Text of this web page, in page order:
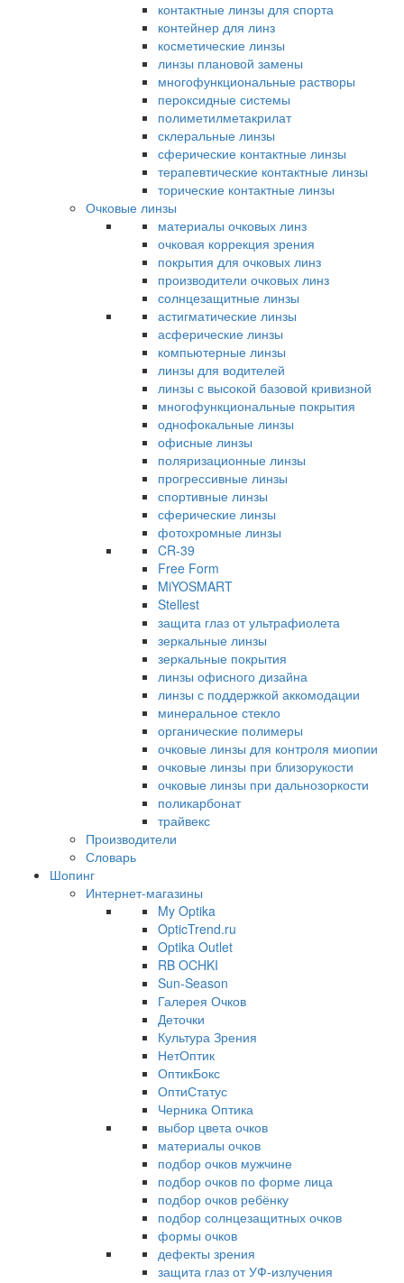
контактные линзы для спорта
контейнер для линз
косметические линзы
линзы плановой замены
многофункциональные растворы
пероксидные системы
полиметилметакрилат
склеральные линзы
сферические контактные линзы
терапевтические контактные линзы
торические контактные линзы
Очковые линзы
материалы очковых линз
очковая коррекция зрения
покрытия для очковых линз
производители очковых линз
солнцезащитные линзы
астигматические линзы
асферические линзы
компьютерные линзы
линзы для водителей
линзы с высокой базовой кривизной
многофункциональные покрытия
однофокальные линзы
офисные линзы
поляризационные линзы
прогрессивные линзы
спортивные линзы
сферические линзы
фотохромные линзы
CR-39
Free Form
MiYOSMART
Stellest
защита глаз от ультрафиолета
зеркальные линзы
зеркальные покрытия
линзы офисного дизайна
линзы с поддержкой аккомодации
минеральное стекло
органические полимеры
очковые линзы для контроля миопии
очковые линзы при близорукости
очковые линзы при дальнозоркости
поликарбонат
трайвекс
Производители
Словарь
Шопинг
Интернет-магазины
My Optika
OpticTrend.ru
Optika Outlet
RB OCHKI
Sun-Season
Галерея Очков
Деточки
Культура Зрения
НетОптик
ОптикБокс
ОптиСтатус
Черника Оптика
выбор цвета очков
материалы очков
подбор очков мужчине
подбор очков по форме лица
подбор очков ребёнку
подбор солнцезащитных очков
формы очков
дефекты зрения
защита глаз от УФ-излучения